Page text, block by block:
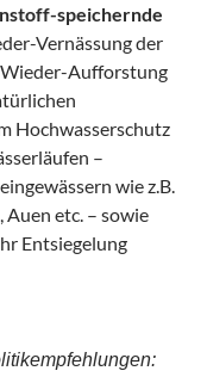
speichernde
Vernässung der
Aufforstung
Hochwasserschutz
–
wie z.B.
etc. – sowie
Entsiegelung